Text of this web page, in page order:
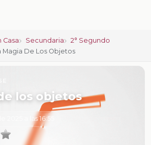
Casa Secundaria
2° Segundo
Magia De Los Objetos
los objetos
2025 a las 16:55